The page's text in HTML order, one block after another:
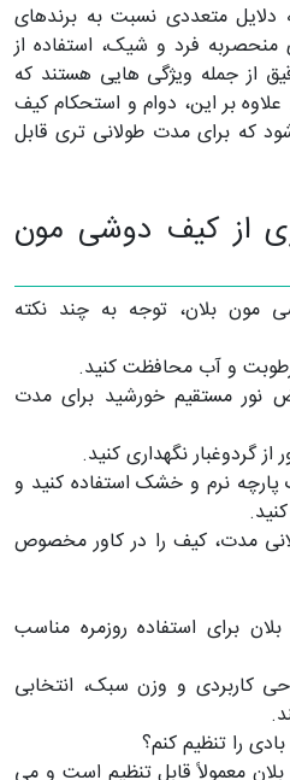
متعددی نسبت به برندهای
منحصربه فرد و شیک، استفاده از
از جمله ویژگی هایی هستند که
بر این، دوام و استحکام کیف
که برای مدت طولانی تری قابل
از کیف دوشی مون
مون بلان، توجه به چند نکته
نور مستقیم خورشید برای مدت
پارچه نرم و خشک استفاده کنید و
مدت، کیف را در کاور مخصوص
برای استفاده روزمره مناسب
کاربردی و وزن سبک، انتخابی
معمولاً قابل تنظیم است و می